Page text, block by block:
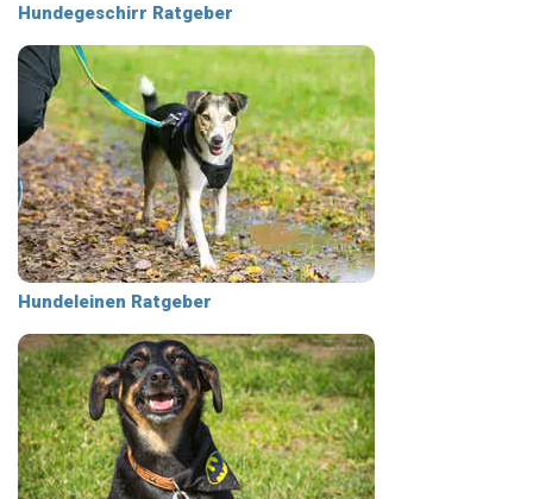
Hundegeschirr Ratgeber
Hundeleinen Ratgeber